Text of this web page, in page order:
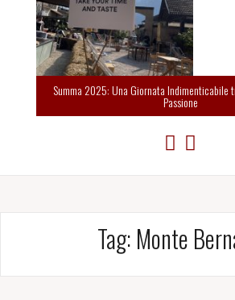
Summa 2025: Una Giornata Indimenticabile
Passione
Tag: Monte